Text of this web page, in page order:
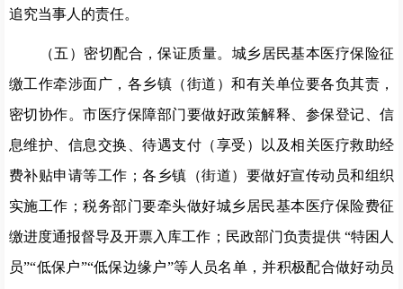
追究当事人的责任。
（五 ）密切配合，保证质量。 城乡居民基本医疗保险征
缴工作牵涉面广，各乡镇 （街道 ）和有关单位要各负其责，
密切协作。市医疗保障部门要做好政策解释、参保登记、信
息维护、信息交换、待遇支付（享受）
以及相关医疗救助经
费补贴申请等工作；各乡镇 （街道） 要做好宣传动员和组织
实施工作；税务部门要牵头做好城乡居民基本医疗保险费征
缴进度通报督导及开票入库工作；民政部门负责提供 “特困人
员”“低保户”“低保边缘户”等人员名单，并积极配合做好动员